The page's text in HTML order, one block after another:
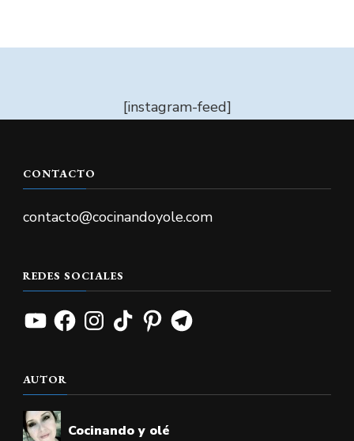
[instagram-feed]
CONTACTO
contacto@cocinandoyole.com
REDES SOCIALES
YouTubeFacebookInstagramTikTokPinterestTelegram
AUTOR
Cocinando y olé